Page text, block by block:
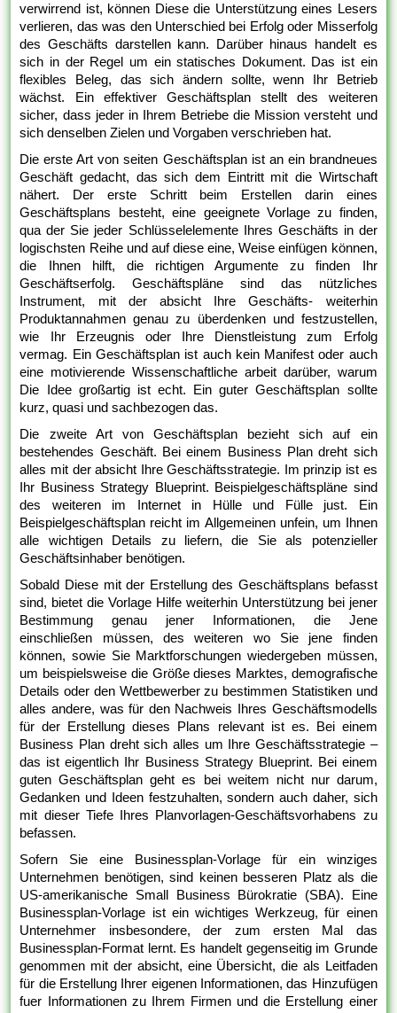
verwirrend ist, können Diese die Unterstützung eines Lesers
verlieren, das was den Unterschied bei Erfolg oder Misserfolg
des Geschäfts darstellen kann. Darüber hinaus handelt es
sich in der Regel um ein statisches Dokument. Das ist ein
flexibles Beleg, das sich ändern sollte, wenn Ihr Betrieb
wächst. Ein effektiver Geschäftsplan stellt des weiteren
sicher, dass jeder in Ihrem Betriebe die Mission versteht und
sich denselben Zielen und Vorgaben verschrieben hat.
Die erste Art von seiten Geschäftsplan ist an ein brandneues
Geschäft gedacht, das sich dem Eintritt mit die Wirtschaft
nähert. Der erste Schritt beim Erstellen darin eines
Geschäftsplans besteht, eine geeignete Vorlage zu finden,
qua der Sie jeder Schlüsselelemente Ihres Geschäfts in der
logischsten Reihe und auf diese eine, Weise einfügen können,
die Ihnen hilft, die richtigen Argumente zu finden Ihr
Geschäftserfolg. Geschäftspläne sind das nützliches
Instrument, mit der absicht Ihre Geschäfts- weiterhin
Produktannahmen genau zu überdenken und festzustellen,
wie Ihr Erzeugnis oder Ihre Dienstleistung zum Erfolg
vermag. Ein Geschäftsplan ist auch kein Manifest oder auch
eine motivierende Wissenschaftliche arbeit darüber, warum
Die Idee großartig ist echt. Ein guter Geschäftsplan sollte
kurz, quasi und sachbezogen das.
Die zweite Art von Geschäftsplan bezieht sich auf ein
bestehendes Geschäft. Bei einem Business Plan dreht sich
alles mit der absicht Ihre Geschäftsstrategie. Im prinzip ist es
Ihr Business Strategy Blueprint. Beispielgeschäftspläne sind
des weiteren im Internet in Hülle und Fülle just. Ein
Beispielgeschäftsplan reicht im Allgemeinen unfein, um Ihnen
alle wichtigen Details zu liefern, die Sie als potenzieller
Geschäftsinhaber benötigen.
Sobald Diese mit der Erstellung des Geschäftsplans befasst
sind, bietet die Vorlage Hilfe weiterhin Unterstützung bei jener
Bestimmung genau jener Informationen, die Jene
einschließen müssen, des weiteren wo Sie jene finden
können, sowie Sie Marktforschungen wiedergeben müssen,
um beispielsweise die Größe dieses Marktes, demografische
Details oder den Wettbewerber zu bestimmen Statistiken und
alles andere, was für den Nachweis Ihres Geschäftsmodells
für der Erstellung dieses Plans relevant ist es. Bei einem
Business Plan dreht sich alles um Ihre Geschäftsstrategie –
das ist eigentlich Ihr Business Strategy Blueprint. Bei einem
guten Geschäftsplan geht es bei weitem nicht nur darum,
Gedanken und Ideen festzuhalten, sondern auch daher, sich
mit dieser Tiefe Ihres Planvorlagen-Geschäftsvorhabens zu
befassen.
Sofern Sie eine Businessplan-Vorlage für ein winziges
Unternehmen benötigen, sind keinen besseren Platz als die
US-amerikanische Small Business Bürokratie (SBA). Eine
Businessplan-Vorlage ist ein wichtiges Werkzeug, für einen
Unternehmer insbesondere, der zum ersten Mal das
Businessplan-Format lernt. Es handelt gegenseitig im Grunde
genommen mit der absicht, eine Übersicht, die als Leitfaden
für die Erstellung Ihrer eigenen Informationen, das Hinzufügen
fuer Informationen zu Ihrem Firmen und die Erstellung einer